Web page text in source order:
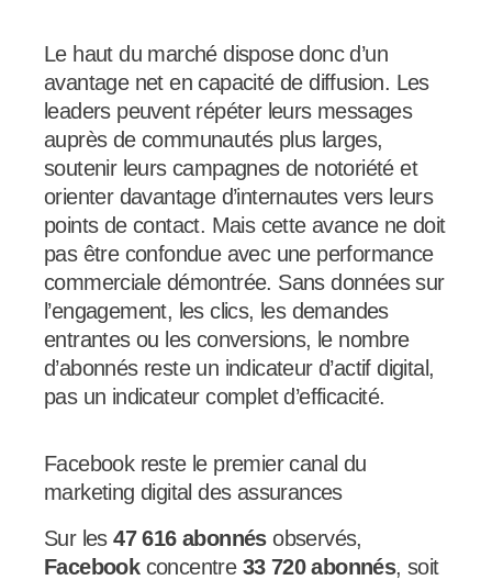
Le haut du marché dispose donc d’un
avantage net en capacité de diffusion. Les
leaders peuvent répéter leurs messages
auprès de communautés plus larges,
soutenir leurs campagnes de notoriété et
orienter davantage d’internautes vers leurs
points de contact. Mais cette avance ne doit
pas être confondue avec une performance
commerciale démontrée. Sans données sur
l’engagement, les clics, les demandes
entrantes ou les conversions, le nombre
d’abonnés reste un indicateur d’actif digital,
pas un indicateur complet d’efficacité.
Facebook reste le premier canal du
marketing digital des assurances
Sur les47 616 abonnésobservés,
Facebookconcentre 33 720 abonnés, soit